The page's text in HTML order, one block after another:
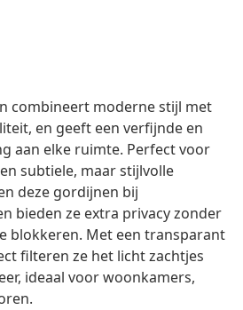
combineert moderne stijl met
en geeft een verfijnde en
aan elke ruimte. Perfect voor
subtiele, maar stijlvolle
deze gordijnen bij
bieden ze extra privacy zonder
blokkeren. Met een transparant
filteren ze het licht zachtjes
ideaal voor woonkamers,